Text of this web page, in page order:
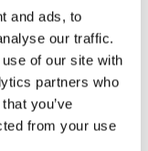
and ads, to
our traffic.
of our site with
partners who
you’ve
from your use